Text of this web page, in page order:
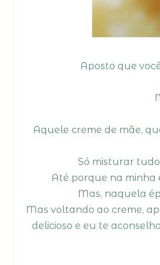
Aposto que
Aquele creme de mãe,
Só misturar
Até porque na minha
Mas, naquela
Mas voltando ao creme,
delicioso e eu te